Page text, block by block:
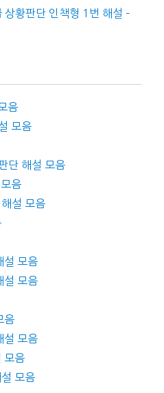
황판단 인책형 1번 해설 –
음
모음
단 해설 모음
음
설 모음
설 모음
설 모음
음
설 모음
모음
모음